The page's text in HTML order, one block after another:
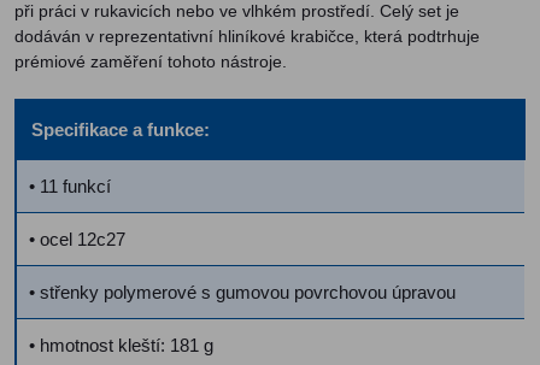
při práci v rukavicích nebo ve vlhkém prostředí. Celý set je
dodáván v reprezentativní hliníkové krabičce, která podtrhuje
prémiové zaměření tohoto nástroje.
Specifikace a funkce:
• 11 funkcí
• ocel 12c27
• střenky polymerové s gumovou povrchovou úpravou
• hmotnost kleští: 181 g